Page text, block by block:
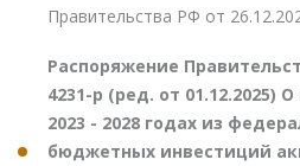
Правительства РФ от
Распоряжение
4231-р (ред. от 01.12.2025)
2023 - 2028 годах из
бюджетных инвестиций